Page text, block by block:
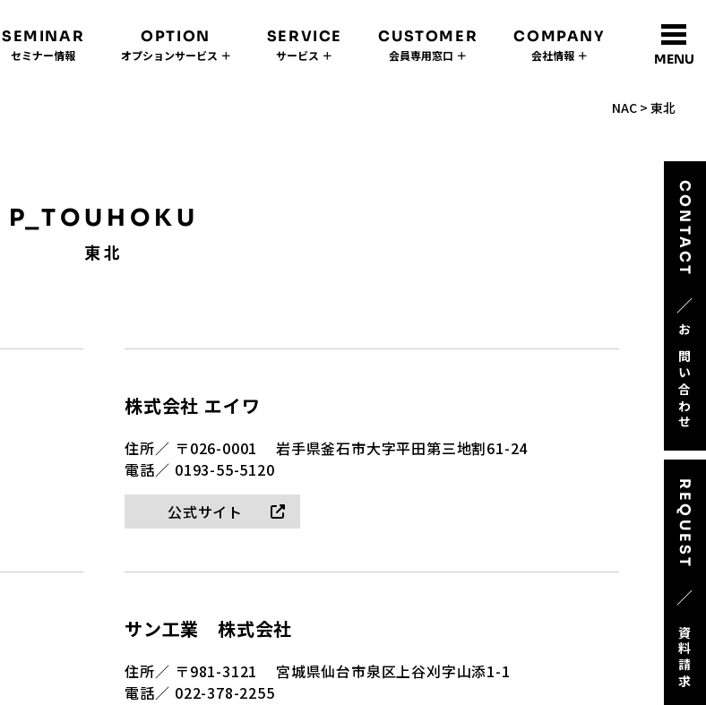
SEMINAR
セミナー情報
OPTION
オプションサービス ＋
SERVICE
サービス ＋
CUSTOMER
会員専用窓口 ＋
COMPANY
会社情報 ＋ MENU
CONTACT
／
お問い合わせ
REQUEST
／
資料請求
NAC >東北
P_TOUHOKU
東北
株式会社 エイワ
住所／ 〒026-0001
岩手県釜石市大字平田第三地割61-24
電話／ 0193-55-5120
公式サイト
サン工業 株式会社
住所／ 〒981-3121
宮城県仙台市泉区上谷刈字山添1-1
電話／ 022-378-2255